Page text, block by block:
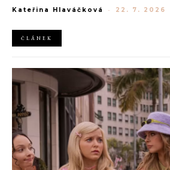
jedné z největších luxusních značek světa.
Fall 2027.
Kateřina Hlaváčková - 22. 7. 2026
ČLÁNEK